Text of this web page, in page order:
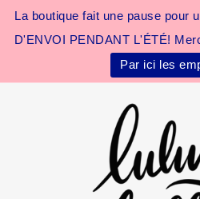
La boutique fait une pause pour
D'ENVOI PENDANT L'ÉTÉ!
Par ici les